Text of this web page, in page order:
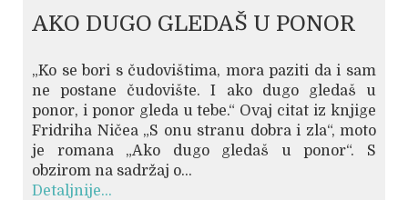
AKO DUGO GLEDAŠ U PONOR
„Ko se bori s čudovištima, mora paziti da i sam
ne postane čudovište. I ako dugo gledaš u
ponor, i ponor gleda u tebe.“ Ovaj citat iz knjige
Fridriha Ničea „S onu stranu dobra i zla“, moto
je romana „Ako dugo gledaš u ponor“. S
obzirom na sadržaj o...
Detaljnije...